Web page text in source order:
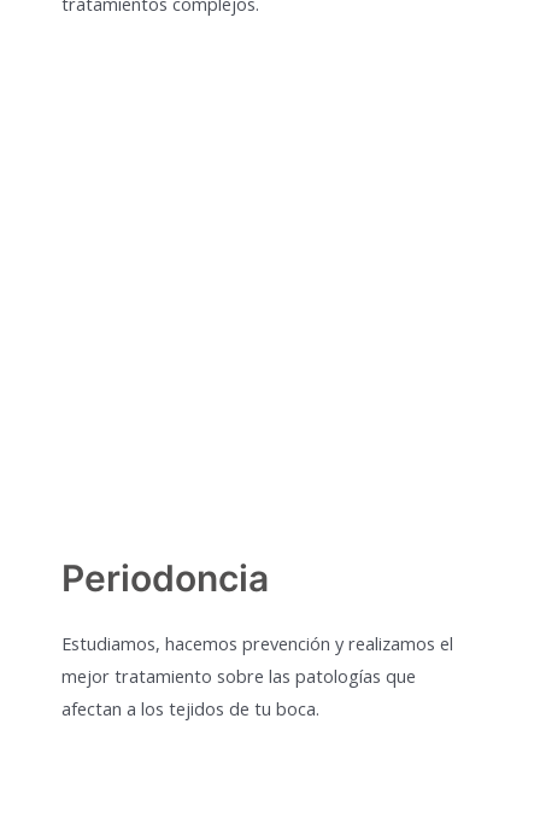
Periodoncia
Estudiamos, hacemos prevención y realizamos el
mejor tratamiento sobre las patologías que
afectan a los tejidos de tu boca.